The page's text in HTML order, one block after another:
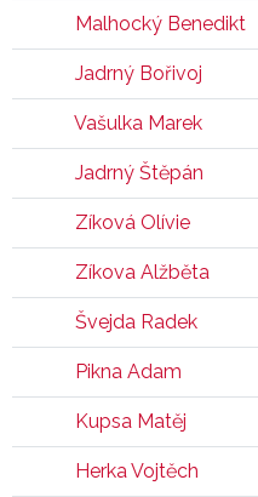
Malhocký Benedikt
Jadrný Bořivoj
Vašulka Marek
Jadrný Štěpán
Zíková Olívie
Zíkova Alžběta
Švejda Radek
Pikna Adam
Kupsa Matěj
Herka Vojtěch